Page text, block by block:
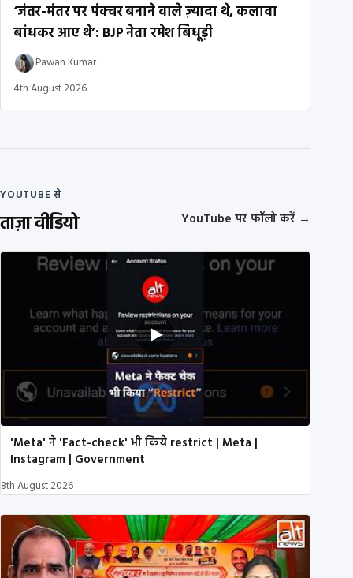
‘जंतर-मंतर पर पंक्चर बनाने वाले ज़्यादा थे, कलावा
बांधकर आए थे’: BJP नेता रमेश बिधूड़ी
Pawan Kumar
4th August 2026
YOUTUBE से
ताज़ा वीडियो YouTube पर फॉलो करें →
'Meta' ने 'Fact-check' भी किये restrict | Meta |
Instagram | Government
8th August 2026